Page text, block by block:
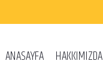
ANASAYFA HAKKIMIZDA